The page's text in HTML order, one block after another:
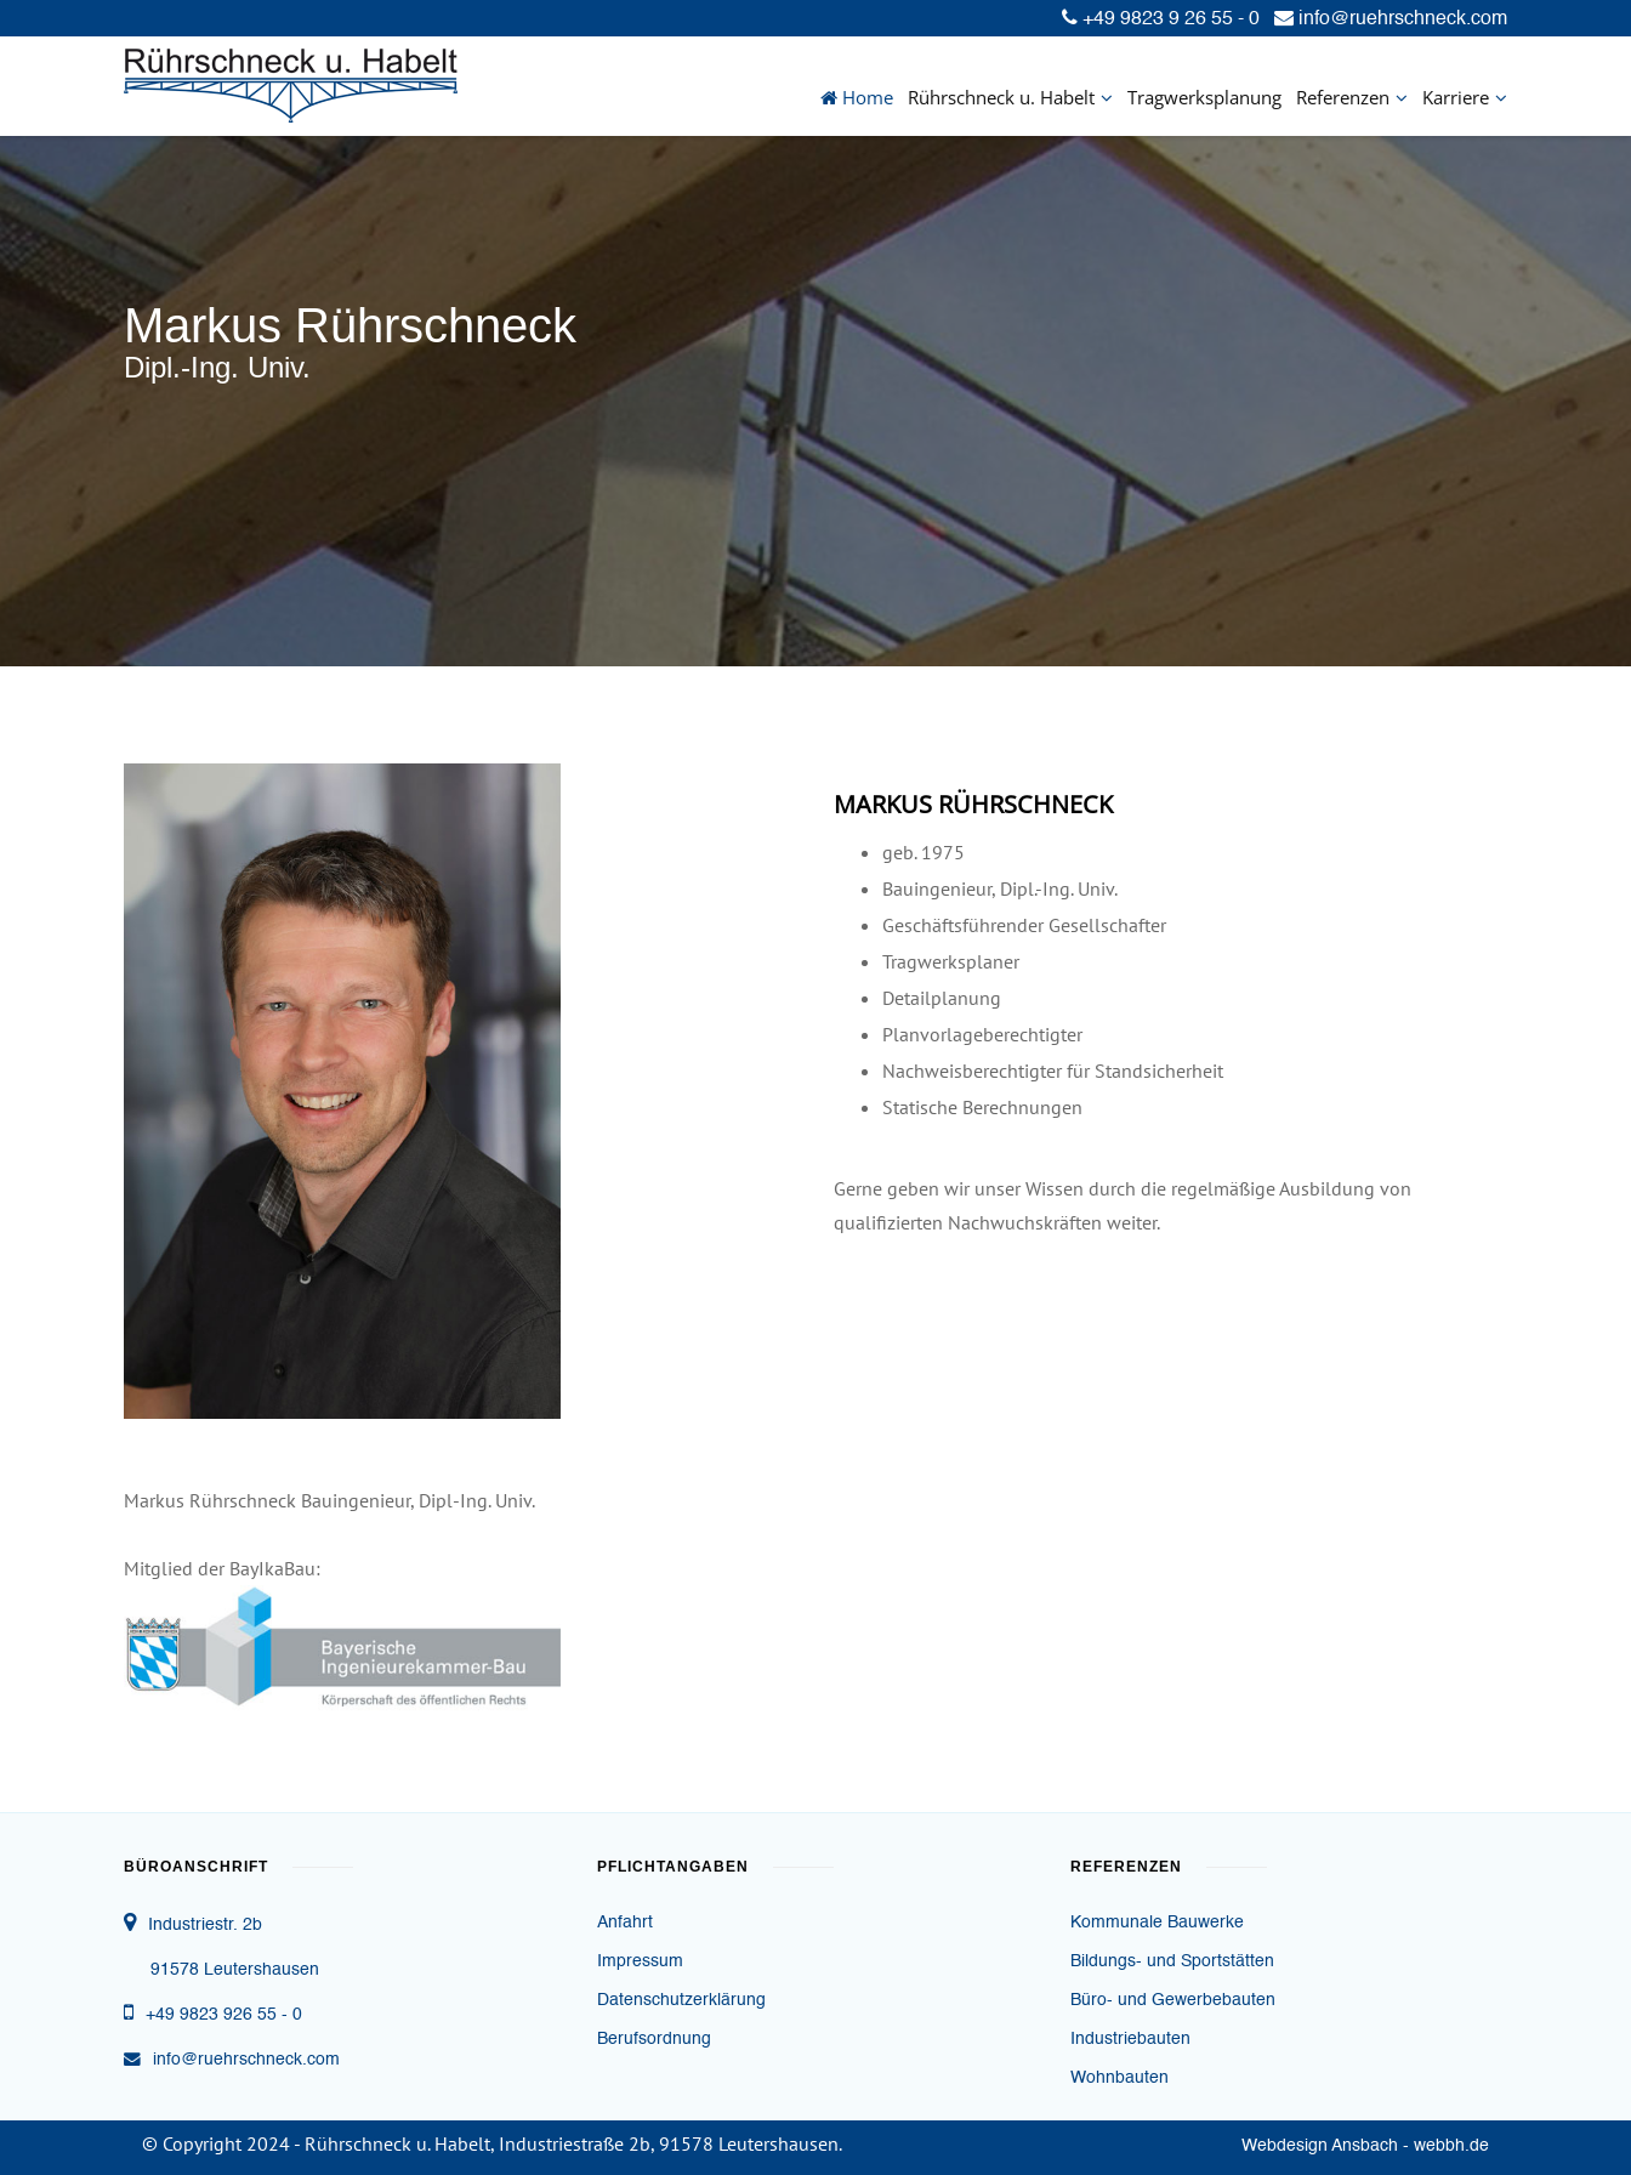
+49 9823 9 26 55 - 0 info@ruehrschneck.com
Home Rührschneck u. Habelt Tragwerksplanung Referenzen Karriere
Markus Rührschneck
Dipl.-Ing. Univ.
Markus Rührschneck Bauingenieur, Dipl-Ing. Univ.
Mitglied der BayIkaBau:
MARKUS RÜHRSCHNECK
geb. 1975
Bauingenieur, Dipl.-Ing. Univ.
Geschäftsführender Gesellschafter
Tragwerksplaner
Detailplanung
Planvorlageberechtigter
Nachweisberechtigter für Standsicherheit
Statische Berechnungen
Gerne geben wir unser Wissen durch die regelmäßige Ausbildung von
qualifizierten Nachwuchskräften weiter.
BÜROANSCHRIFT
Industriestr. 2b
91578 Leutershausen
+49 9823 926 55 - 0
info@ruehrschneck.com
PFLICHTANGABEN
Anfahrt
Impressum
Datenschutzerklärung
Berufsordnung
REFERENZEN
Kommunale Bauwerke
Bildungs- und Sportstätten
Büro- und Gewerbebauten
Industriebauten
Wohnbauten
© Copyright 2024 - Rührschneck u. Habelt, Industriestraße 2b, 91578 Leutershausen. Webdesign Ansbach - webbh.de